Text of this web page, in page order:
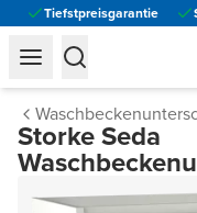
Tiefstpreisgarantie
Storke Seda